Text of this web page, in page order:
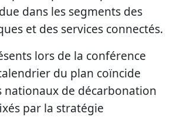
dans les segments des
et des services connectés.
lors de la conférence
du plan coïncide
nationaux de décarbonation
par la stratégie